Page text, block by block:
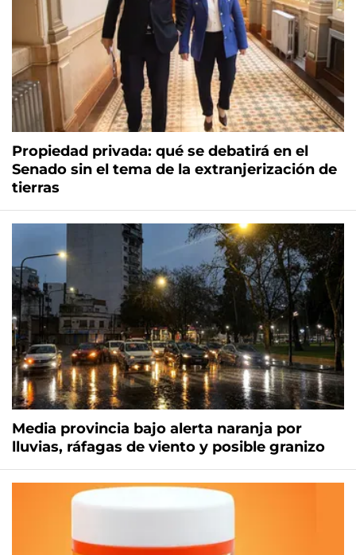
Propiedad privada: qué se debatirá en el
Senado sin el tema de la extranjerización de
tierras
Media provincia bajo alerta naranja por
lluvias, ráfagas de viento y posible granizo